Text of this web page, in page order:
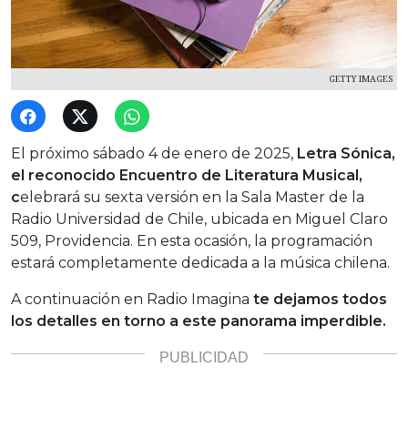
GETTY IMAGES
El próximo sábado 4 de enero de 2025, Letra Sónica,
el reconocido Encuentro de Literatura Musical,
celebrará su sexta versión en la Sala Master de la
Radio Universidad de Chile, ubicada en Miguel Claro
509, Providencia. En esta ocasión, la programación
estará completamente dedicada a la música chilena.
A continuación en Radio Imagina te dejamos todos
los detalles en torno a este panorama imperdible.